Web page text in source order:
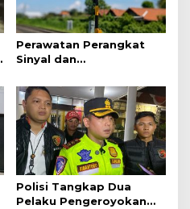
Perawatan Perangkat
Sinyal dan
Perjalanan Kereta Api
Polisi Tangkap Dua
Pelaku Pengeroyokan